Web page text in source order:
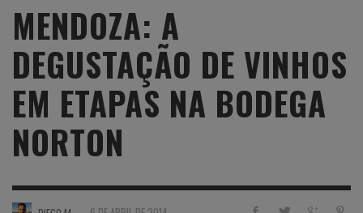
MENDOZA: A
DEGUSTAÇÃO DE VINHOS
EM ETAPAS NA BODEGA
NORTON